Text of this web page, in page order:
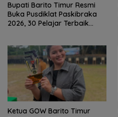
Bupati Barito Timur Resmi
Buka Pusdiklat Paskibraka
2026, 30 Pelajar Terbaik
Ketua GOW Barito Timur